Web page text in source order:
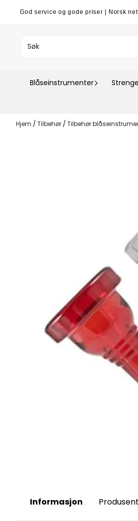
Hopp til innhold
God service og gode priser Norsk
Blåseinstrumenter
Hjem / Tilbehør / Tilbehør
Informasjon Produsent